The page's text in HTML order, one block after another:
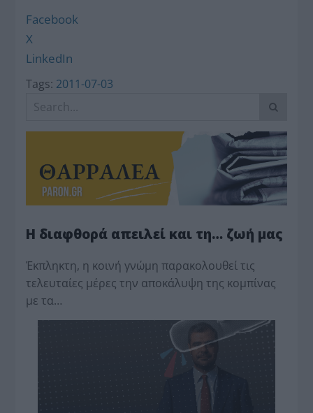
Facebook
X
LinkedIn
Tags: 2011-07-03
Η διαφθορά απειλεί και τη… ζωή μας
Έκπληκτη, η κοινή γνώμη παρακολουθεί τις
τελευταίες μέρες την αποκάλυψη της κο­μπίνας
με τα…